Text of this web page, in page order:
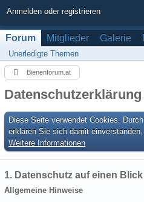
Anmelden oder registrieren
Forum Mitglieder Galerie
Unerledigte Themen
Bienenforum.at
Datenschutzerklärung
Diese Seite verwendet Cookies.
erklären Sie sich damit
Weitere Informationen
1. Datenschutz auf einen Blick
Allgemeine Hinweise